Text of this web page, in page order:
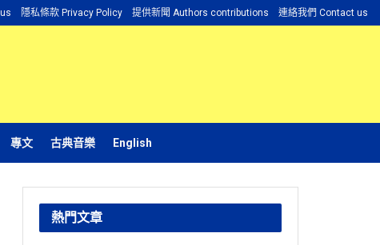
隱私條款 Privacy Policy 提供新聞 Authors contributions 連絡我們 Contact us
專文 古典音樂 English
熱門文章